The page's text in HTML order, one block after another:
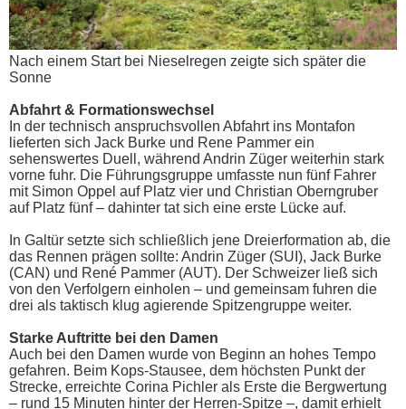
Nach einem Start bei Nieselregen zeigte sich später die
Sonne
Abfahrt & Formationswechsel
In der technisch anspruchsvollen Abfahrt ins Montafon
lieferten sich Jack Burke und Rene Pammer ein
sehenswertes Duell, während Andrin Züger weiterhin stark
vorne fuhr. Die Führungsgruppe umfasste nun fünf Fahrer
mit Simon Oppel auf Platz vier und Christian Oberngruber
auf Platz fünf – dahinter tat sich eine erste Lücke auf.
In Galtür setzte sich schließlich jene Dreierformation ab, die
das Rennen prägen sollte: Andrin Züger (SUI), Jack Burke
(CAN) und René Pammer (AUT). Der Schweizer ließ sich
von den Verfolgern einholen – und gemeinsam fuhren die
drei als taktisch klug agierende Spitzengruppe weiter.
Starke Auftritte bei den Damen
Auch bei den Damen wurde von Beginn an hohes Tempo
gefahren. Beim Kops-Stausee, dem höchsten Punkt der
Strecke, erreichte Corina Pichler als Erste die Bergwertung
– rund 15 Minuten hinter der Herren-Spitze –, damit erhielt